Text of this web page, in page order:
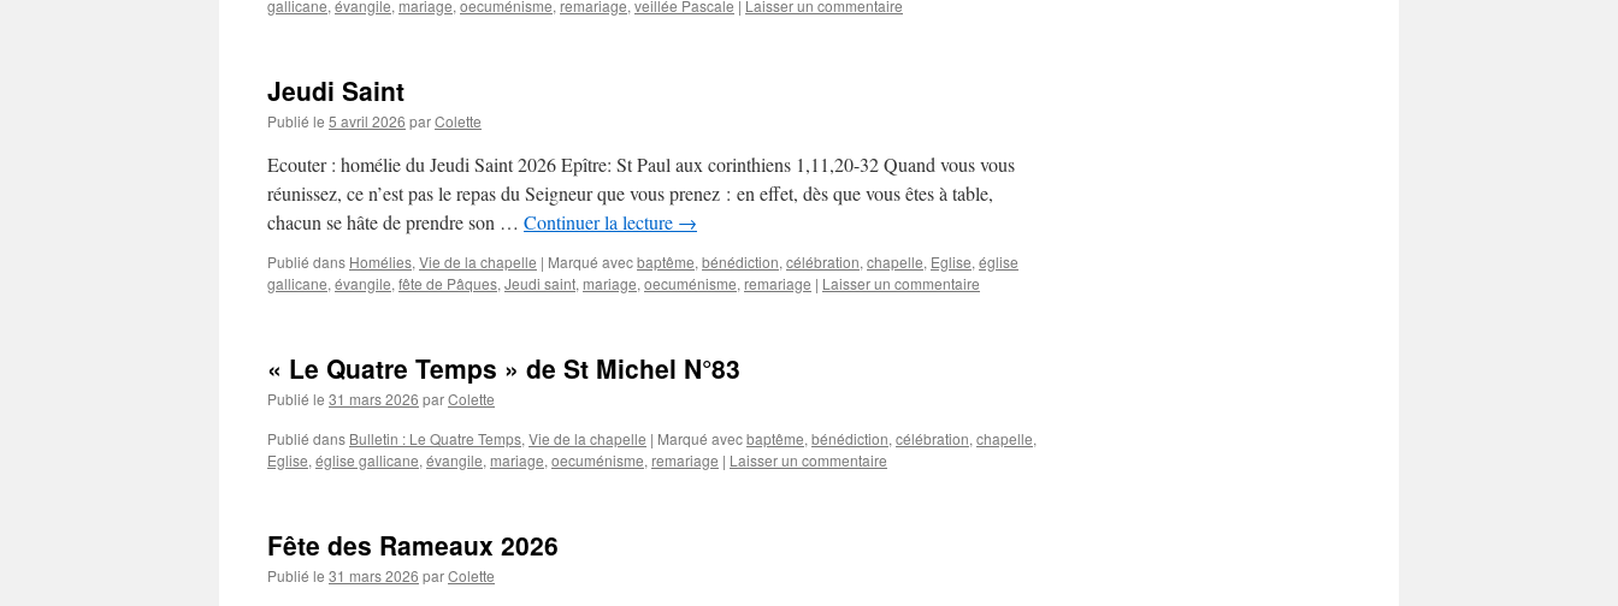
gallicane, évangile, mariage, oecuménisme, remariage, veillée Pascale | Laisser un commentaire
Jeudi Saint
Publié le 5 avril 2026 parColette
Ecouter : homélie du Jeudi Saint 2026 Epître: St Paul aux corinthiens 1,11,20-32 Quand vous vous
réunissez, ce n’est pas le repas du Seigneur que vous prenez : en effet, dès que vous êtes à table,
chacun se hâte de prendre son … Continuer la lecture →
Publié dans Homélies, Vie de la chapelle | Marqué avecbaptême, bénédiction, célébration, chapelle, Eglise, église
gallicane, évangile, fête de Pâques, Jeudi saint, mariage, oecuménisme, remariage | Laisser un commentaire
« Le Quatre Temps » de St Michel N°83
Publié le 31 mars 2026 parColette
Publié dans Bulletin : Le Quatre Temps, Vie de la chapelle | Marqué avecbaptême, bénédiction, célébration, chapelle,
Eglise, église gallicane, évangile, mariage, oecuménisme, remariage | Laisser un commentaire
Fête des Rameaux 2026
Publié le 31 mars 2026 parColette